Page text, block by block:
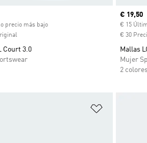
precio más bajo
Court 3.0
Precio
€ 19,50
€ 15
€ 30
Mallas
Mujer
2 colores